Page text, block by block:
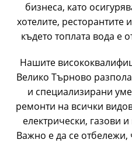
бизнеса, като
хотелите, ресторантите
където топлата вода е
Нашите
Велико Търново
и специализирани
ремонти на всички
електрически, газови
Важно е да се